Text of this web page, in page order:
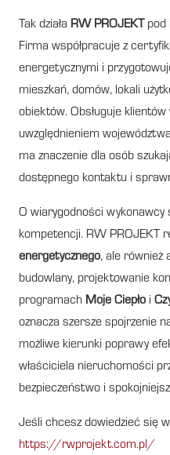
Tak działa RW PROJEKT pod
Firma współpracuje z
energetycznymi i
mieszkań, domów, lokali
obiektów. Obsługuje klientów
uwzględnieniem
ma znaczenie dla osób
dostępnego kontaktu i
O wiarygodności wykonawcy
kompetencji. RW PROJEKT
energetycznego, ale również
budowlany, projektowanie
programach Moje Ciepło i
oznacza szersze spojrzenie
możliwe kierunki poprawy
właściciela nieruchomości
bezpieczeństwo i
Jeśli chcesz dowiedzieć się
https://rwprojekt.com.pl/